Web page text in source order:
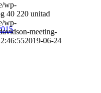
wp-
40 220 unitad
wp-
meeting-
2019-06-24